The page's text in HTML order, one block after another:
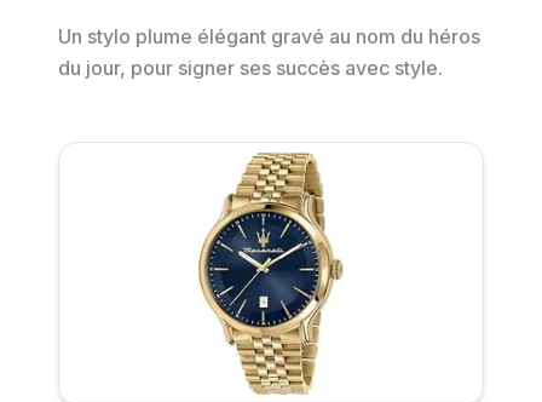
Un stylo plume élégant gravé au nom du héros
du jour, pour signer ses succès avec style.